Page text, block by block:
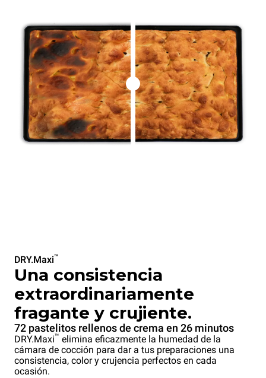
DRY.Maxi™
Una consistencia
extraordinariamente
fragante y crujiente.
72 pastelitos rellenos de crema en 26 minutos
DRY.Maxi™ elimina eficazmente la humedad de la
cámara de cocción para dar a tus preparaciones una
consistencia, color y crujencia perfectos en cada
ocasión.